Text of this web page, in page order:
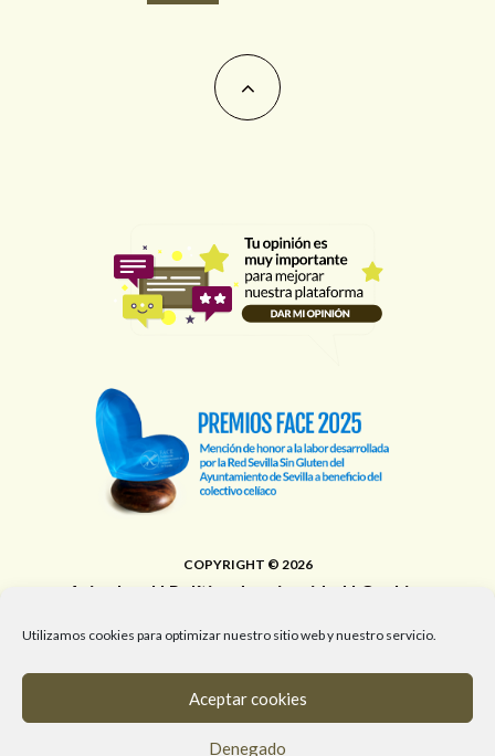
Utilizamos cookies para optimizar nuestro sitio web y nuestro servicio.
Aceptar cookies
Denegado
COPYRIGHT © 2026
Aviso legal| Política de privacidad | Cookies
T. 955 472 903 / M. 682 058 961 / #RedSevillaSinGluten